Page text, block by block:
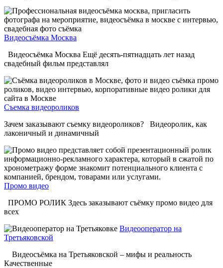
Видеосъёмка Москва
Видеосъёмка Москва Ещё десять-пятнадцать лет назад
свадебный фильм представлял
Съемка видеороликов
Зачем заказывают съемку видеороликов? Видеоролик, как
лаконичный и динамичный
Промо видео
ПРОМО РОЛИК Здесь заказывают съёмку промо видео для
всех
Видеооператор на
Третьяковской
Видеосъёмка на Третьяковской – мифы и реальность
Качественные